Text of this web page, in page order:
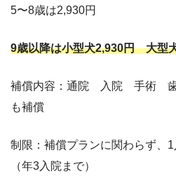
5〜8歳は2,930円
9歳以降は小型犬2,930円 大型
補償内容：通院 入院 手術 歯
も補償
制限：補償プランに関わらず、
（年3入院まで）